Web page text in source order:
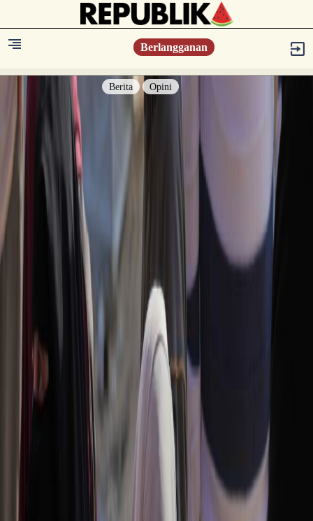
Berlangganan
Berita Opini
Islam Digest
Hikmah
Konsultasi Syariah
Resonansi
Sejarah
Iqtishodia
Literasi Umat